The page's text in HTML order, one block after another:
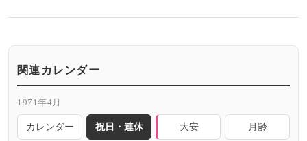
関連カレンダー
1971年4月
カレンダー 祝日・連休 大安 月齢